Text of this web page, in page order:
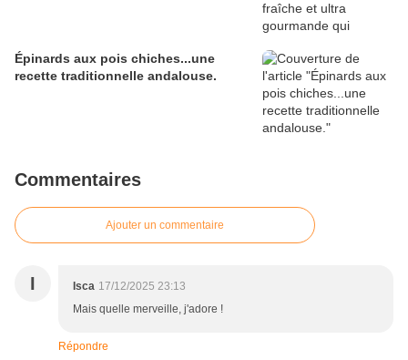
Épinards aux pois chiches...une
recette traditionnelle andalouse.
Commentaires
Ajouter un commentaire
I Isca 17/12/2025 23:13
Mais quelle merveille, j'adore !
Répondre